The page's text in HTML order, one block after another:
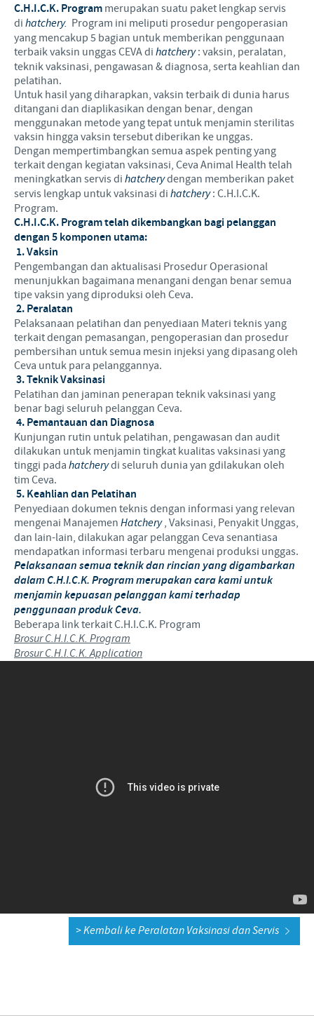
Program pendukung
Lowongan Pekerjaan
Proses perekrutan kami
Pengembangan Diri
C.H.I.C.K. Program merupakan suatu paket lengkap servis
di hatchery. Program ini meliputi prosedur pengoperasian
yang mencakup 5 bagian untuk memberikan penggunaan
terbaik vaksin unggas CEVA di hatchery: vaksin, peralatan,
teknik vaksinasi, pengawasan & diagnosa, serta keahlian dan
pelatihan.
Untuk hasil yang diharapkan, vaksin terbaik di dunia harus
ditangani dan diaplikasikan dengan benar, dengan
menggunakan metode yang tepat untuk menjamin sterilitas
vaksin hingga vaksin tersebut diberikan ke unggas.
Dengan mempertimbangkan semua aspek penting yang
terkait dengan kegiatan vaksinasi, Ceva Animal Health telah
meningkatkan servis di hatcherydengan memberikan paket
servis lengkap untuk vaksinasi di hatchery: C.H.I.C.K.
Program.
C.H.I.C.K. Program telah dikembangkan bagi pelanggan
dengan 5 komponen utama:
1. Vaksin
Pengembangan dan aktualisasi Prosedur Operasional
menunjukkan bagaimana menangani dengan benar semua
tipe vaksin yang diproduksi oleh Ceva.
2. Peralatan
Pelaksanaan pelatihan dan penyediaan Materi teknis yang
terkait dengan pemasangan, pengoperasian dan prosedur
pembersihan untuk semua mesin injeksi yang dipasang oleh
Ceva untuk para pelanggannya.
3. Teknik Vaksinasi
Pelatihan dan jaminan penerapan teknik vaksinasi yang
benar bagi seluruh pelanggan Ceva.
4. Pemantauan dan Diagnosa
Kunjungan rutin untuk pelatihan, pengawasan dan audit
dilakukan untuk menjamin tingkat kualitas vaksinasi yang
tinggi pada hatcherydi seluruh dunia yan gdilakukan oleh
tim Ceva.
5. Keahlian dan Pelatihan
Penyediaan dokumen teknis dengan informasi yang relevan
mengenai Manajemen Hatchery, Vaksinasi, Penyakit Unggas,
dan lain-lain, dilakukan agar pelanggan Ceva senantiasa
mendapatkan informasi terbaru mengenai produksi unggas.
Pelaksanaan semua teknik dan rincian yang digambarkan
dalam C.H.I.C.K. Program merupakan cara kami untuk
menjamin kepuasan pelanggan kami terhadap
penggunaan produk Ceva.
Beberapa link terkait C.H.I.C.K. Program
Brosur C.H.I.C.K. Program
Brosur C.H.I.C.K. Application
> Kembali ke Peralatan Vaksinasi dan Servis